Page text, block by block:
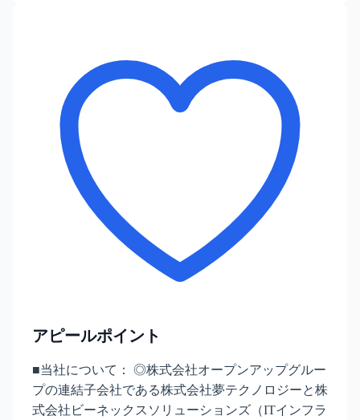
アピールポイント
■当社について： ◎株式会社オープンアップグルー
プの連結子会社である株式会社夢テクノロジーと株
式会社ビーネックスソリューションズ（ITインフラ